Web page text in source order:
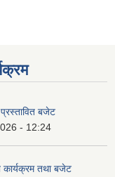
बजेट
- 12:24
तथा बजेट